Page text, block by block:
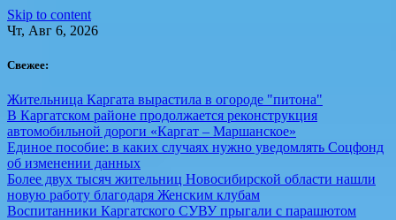
Skip to content
Чт, Авг 6, 2026
Свежее:
Жительница Каргата вырастила в огороде "питона"
В Каргатском районе продолжается реконструкция
автомобильной дороги «Каргат – Маршанское»
Единое пособие: в каких случаях нужно уведомлять Соцфонд
об изменении данных
Более двух тысяч жительниц Новосибирской области нашли
новую работу благодаря Женским клубам
Воспитанники Каргатского СУВУ прыгали с парашютом